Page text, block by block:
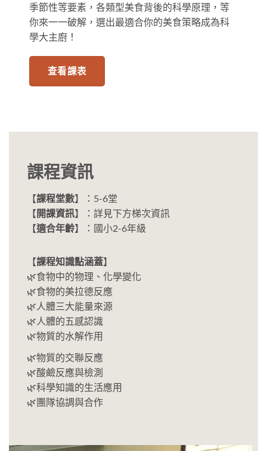
季節性等要素，各類型美食背後的科學原理，等
你來一一破解，選出最適合你的美食策略成為科
學大主廚！
查看課表
課程資訊
【課程堂數】：5-6堂
【開課資訊】：詳見下方梯次資訊
【適合年齡】：國小2-6年級
【課程知識點涵蓋】
🌿食物中的物理、化學變化
🌿食物的美拉德反應
🌿人體三大能量來源
🌿人體的五感認識
🌿物質的水解作用
🌿物質的交聯反應
🌿酸鹼反應與檢測
🌿科學知識的生活應用
🌿團隊協調與合作